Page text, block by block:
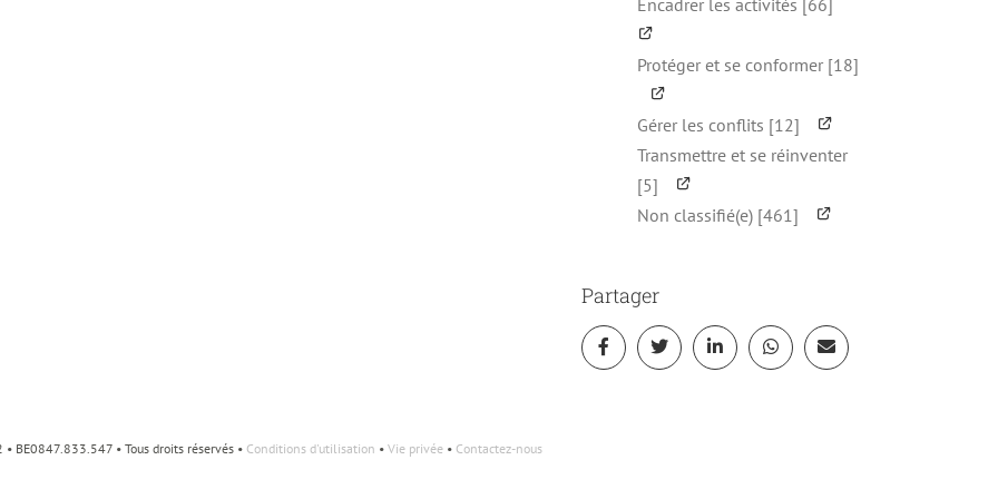
Encadrer les activités [66]
Protéger et se conformer [18]
Gérer les conflits [12]
Transmettre et se réinventer
[5]
Non classifié(e) [461]
Partager
BE0847.833.547 • Tous droits réservés • Conditions d'utilisation • Vie privée• Contactez-nous